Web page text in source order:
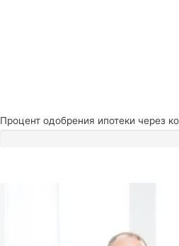
Процент одобрения ипотеки через